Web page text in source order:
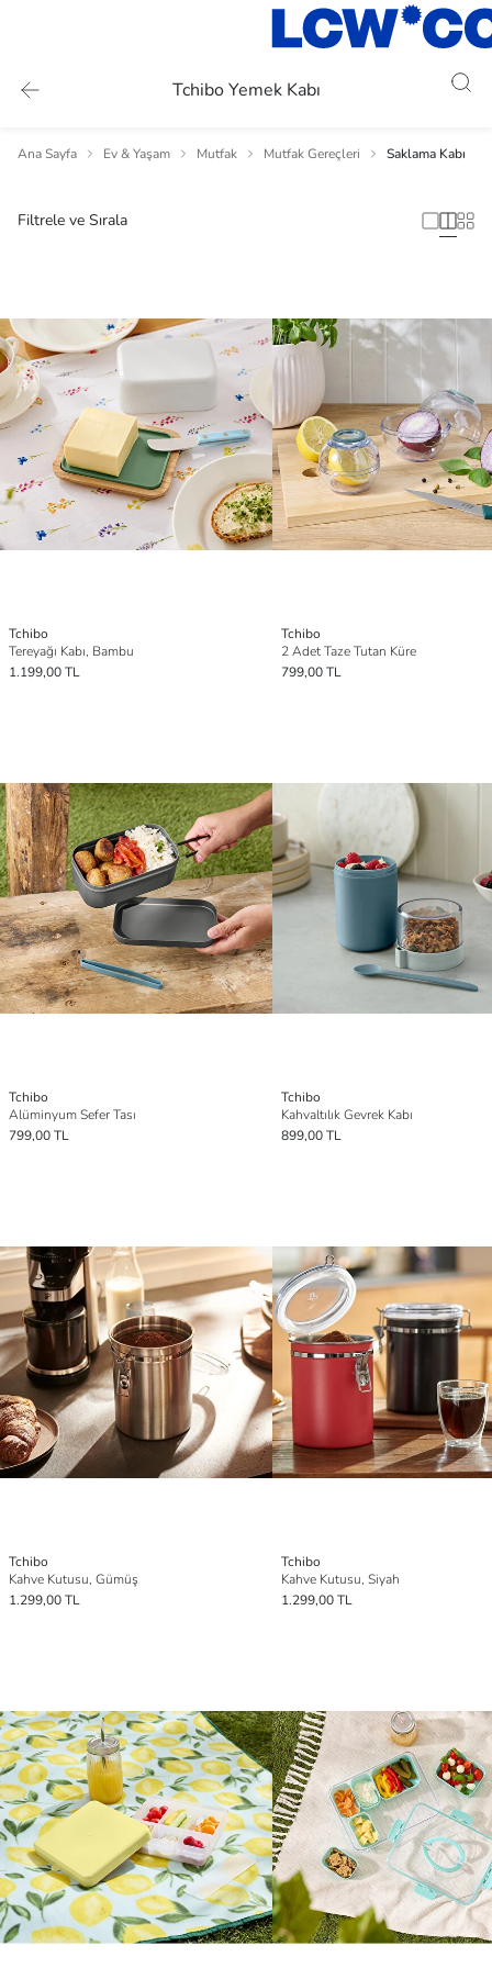
Tchibo Yemek Kabı
Ana Sayfa Ev & Yaşam Mutfak Mutfak Gereçleri Saklama Kabı
Filtrele ve Sırala
Tchibo
Tereyağı Kabı, Bambu
1.199,00 TL
Tchibo
2 Adet Taze Tutan Küre
799,00 TL
Tchibo
Alüminyum Sefer Tası
799,00 TL
Tchibo
Kahvaltılık Gevrek Kabı
899,00 TL
Tchibo
Kahve Kutusu, Gümüş
1.299,00 TL
Tchibo
Kahve Kutusu, Siyah
1.299,00 TL